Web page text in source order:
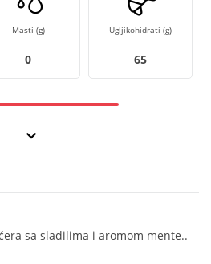
Masti (g)
0
Ugljikohidrati (g)
65
sa sladilima i aromom mente..